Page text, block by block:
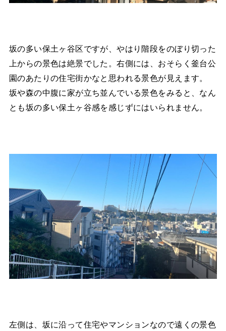
坂の多い保土ヶ谷区ですが、やはり階段をのぼり切った
上からの景色は絶景でした。右側には、おそらく釜台公
園のあたりの住宅街かなと思われる景色が見えます。
坂や森の中腹に家が立ち並んでいる景色をみると、なん
とも坂の多い保土ヶ谷感を感じずにはいられません。
左側は、坂に沿って住宅やマンションなので遠くの景色